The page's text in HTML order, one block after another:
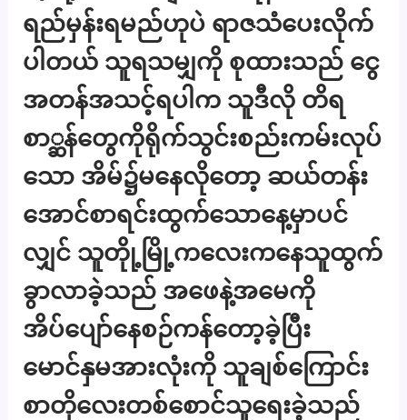
ရည်မှန်းရမည်ဟုပဲ ရာဇသံပေးလိုက်
ပါတယ် သူရသမျှကို စုထားသည် ငွေ
အတန်အသင့်ရပါက သူဒီလို တိရ
စာ္ဆန်​တွေကိုရိုက်သွင်းစည်းကမ်းလုပ်
သော အိမ်၌မနေလိုတော့ ဆယ်တန်း
အောင်စာရင်းထွက်သောနေ့မှာပင်
လျှင် သူတိုု့မြို့ကလေးကနေသူထွက်
ခွာလာခဲ့သည် အဖေနဲ့အမေကို
အိပ်ပျော်နေစဉ်ကန်တော့ခဲ့ပြီး
မောင်နှမအားလုံးကို သူချစ်ကြောင်း
စာတိုလေးတစ်စောင်သူရေးခဲ့သည်